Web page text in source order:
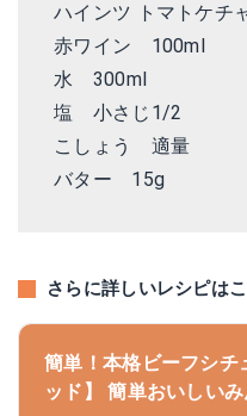
ハインツ トマトケチ
赤ワイン 100ml
水 300ml
塩 小さじ1/2
こしょう 適量
バター 15g
さらに詳しいレシピは
簡単！本格ビーフシチ
ッド】 簡単おいしい